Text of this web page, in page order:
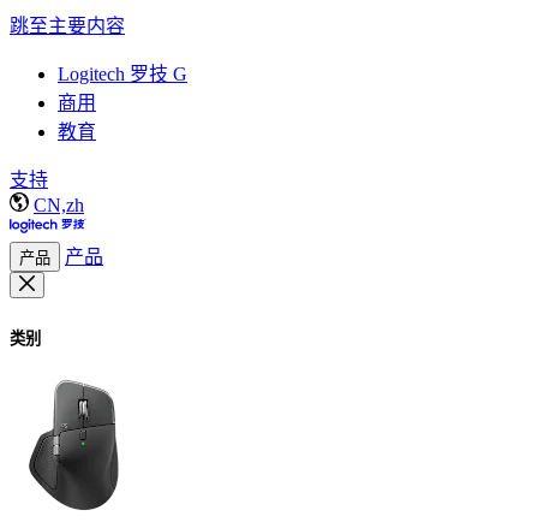
跳至主要内容
Logitech 罗技 G
商用
教育
支持
CN,zh
产品 产品
类别